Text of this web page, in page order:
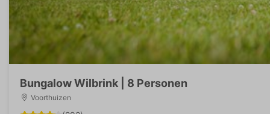
Bungalow Wilbrink | 8 Personen
Voorthuizen